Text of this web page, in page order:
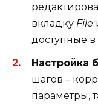
вкладку File
доступные
Настройка
шагов –
параметры,